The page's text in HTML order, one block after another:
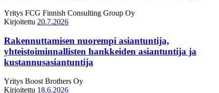
Yritys FCG Finnish Consulting Group Oy
Kirjoitettu 20.7.2026
Rakennuttamisen nuorempi asiantuntija,
yhteistoiminnallisten hankkeiden asiantuntija ja
kustannusasiantuntija
Yritys Boost Brothers Oy
Kirjoitettu 18.6.2026